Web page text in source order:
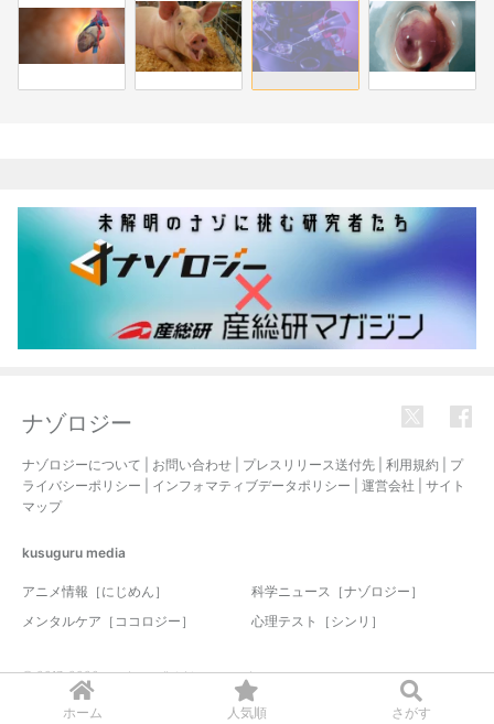
ホーム 人気順 さがす
ナゾロジー
ナゾロジーについて お問い合わせ プレスリリース送付先 利用規約
プ
ライバシーポリシー
インフォマティブデータポリシー 運営会社
サイト
マップ
kusuguru media
アニメ情報［にじめん］
科学ニュース［ナゾロジー］
メンタルケア［ココロジー］
心理テスト［シンリ］
© 2017-2026 nazology. all rights reserved.